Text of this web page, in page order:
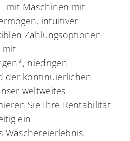
mit Maschinen mit
intuitiver
Zahlungsoptionen
mit
niedrigen
der kontinuierlichen
weltweites
Sie Ihre Rentabilität
ein
Wäschereierlebnis.